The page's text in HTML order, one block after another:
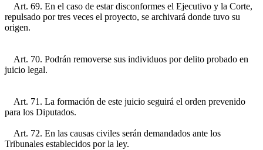
Art. 69. En el caso de estar disconformes el Ejecutivo y la Corte,
repulsado por tres veces el proyecto, se archivará donde tuvo su
origen.
Art. 70. Podrán removerse sus individuos por delito probado en
juicio legal.
Art. 71. La formación de este juicio seguirá el orden prevenido
para los Diputados.
Art. 72. En las causas civiles serán demandados ante los
Tribunales establecidos por la ley.